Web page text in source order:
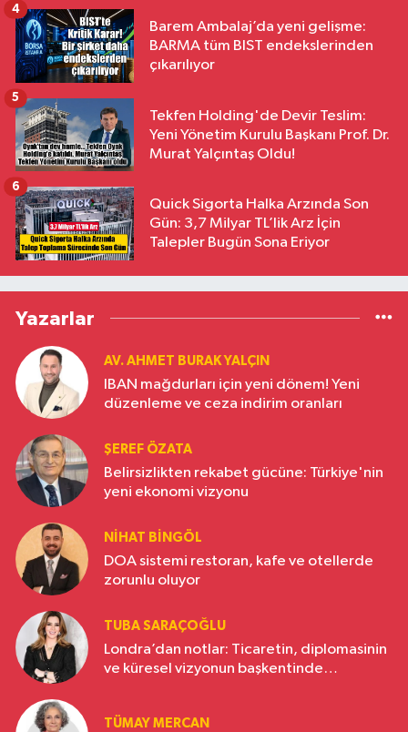
Barem Ambalaj’da yeni gelişme:
BARMA tüm BIST endekslerinden
çıkarılıyor
4
Tekfen Holding'de Devir Teslim:
Yeni Yönetim Kurulu Başkanı Prof. Dr.
Murat Yalçıntaş Oldu!
5
Quick Sigorta Halka Arzında Son
Gün: 3,7 Milyar TL’lik Arz İçin
Talepler Bugün Sona Eriyor
6
Yazarlar
AV. AHMET BURAK YALÇIN
IBAN mağdurları için yeni dönem! Yeni
düzenleme ve ceza indirim oranları
ŞEREF ÖZATA
Belirsizlikten rekabet gücüne: Türkiye'nin
yeni ekonomi vizyonu
NIHAT BINGÖL
DOA sistemi restoran, kafe ve otellerde
zorunlu oluyor
TUBA SARAÇOĞLU
Londra’dan notlar: Ticaretin, diplomasinin
ve küresel vizyonun başkentinde
TÜMAY MERCAN